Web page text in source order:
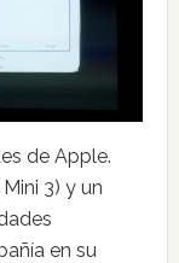
de Apple.
3) y un
en su